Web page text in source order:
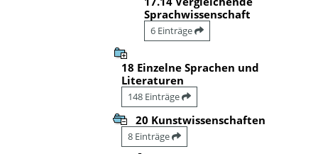
Sprachwissenschaft
6 Einträge
18 Einzelne Sprachen und
Literaturen
148 Einträge
20 Kunstwissenschaften
8 Einträge